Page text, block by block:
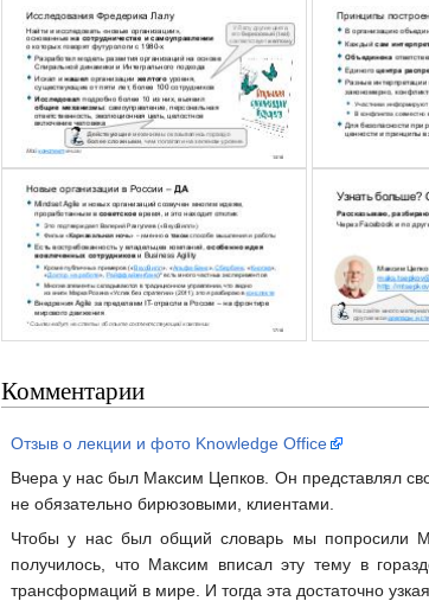
Комментарии
Отзыв о лекции и фото Knowledge Office
Вчера у нас был Максим Цепков. Он представлял
не обязательно бирюзовыми, клиентами.
Чтобы у нас был общий словарь мы попросили
получилось, что Максим вписал эту тему в
трансформаций в мире. И тогда эта достаточно